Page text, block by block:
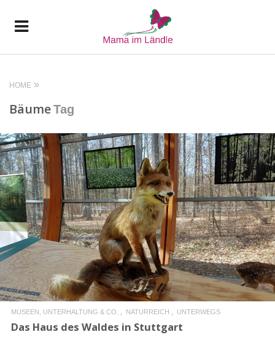
HOME
BäumeTag
READ MORE
MUSEEN, UNTERHALTUNG & CO. NATURREICH UNTERWEGS
Das Haus des Waldes in Stuttgart